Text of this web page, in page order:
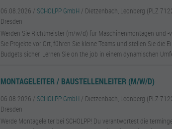
06.08.2026 / SCHOLPP GmbH / Dietzenbach, Leonberg (PLZ
Dresden
Werden Sie Richtmeister (m/w/d) für Maschinenmontagen und -
Sie Projekte vor Ort, führen Sie kleine Teams und stellen Sie die
Budgets sicher. Lernen Sie on the job in einem dynamischen
MONTAGELEITER / BAUSTELLENLEITER (M/W/D)
06.08.2026 / SCHOLPP GmbH / Dietzenbach, Leonberg (PLZ
Dresden
Werde Montageleiter bei SCHOLPP! Du verantwortest die